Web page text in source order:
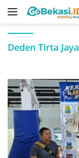
Langsung
Deden Tirta Jaya